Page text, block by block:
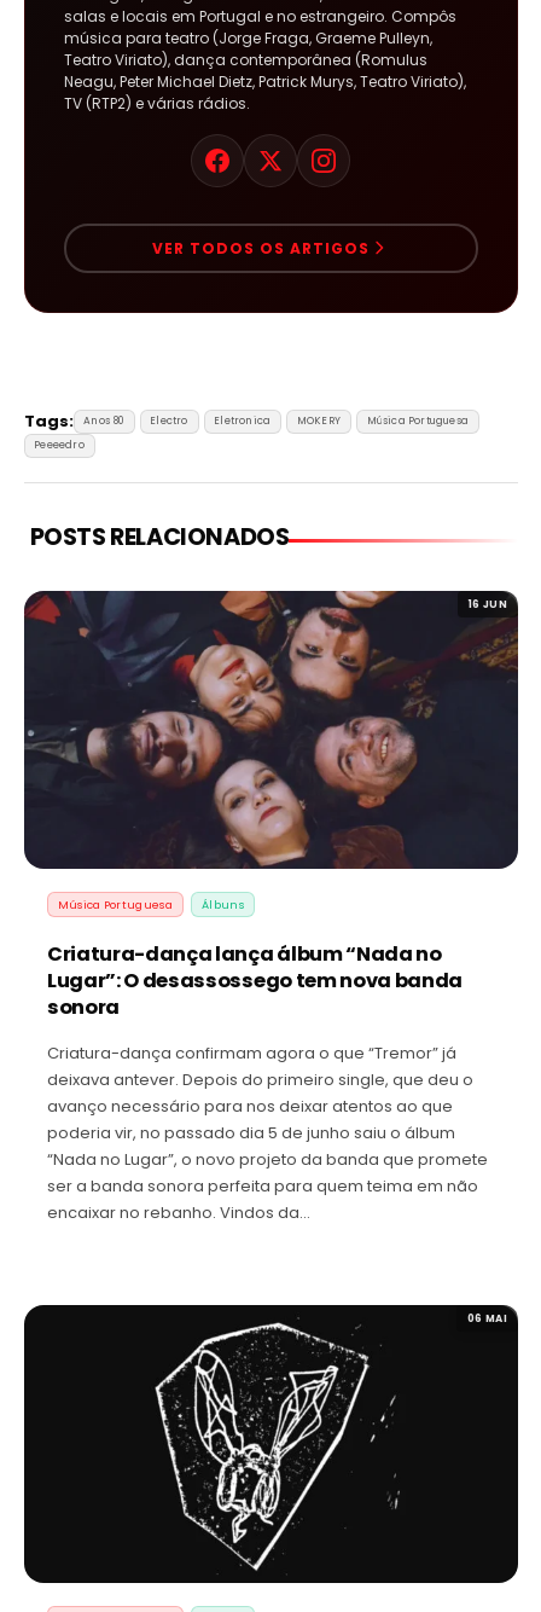
salas e locais em Portugal e no estrangeiro. Compôs
música para teatro (Jorge Fraga, Graeme Pulleyn,
Teatro Viriato), dança contemporânea (Romulus
Neagu, Peter Michael Dietz, Patrick Murys, Teatro Viriato),
TV (RTP2) e várias rádios.
VER TODOS OS ARTIGOS
Tags: Anos 80 Electro Eletronica MOKERY
Música Portuguesa
Peeeedro
POSTS RELACIONADOS
16 JUN
Música Portuguesa Álbuns
Criatura-dança lança álbum “Nada no
Lugar”: O desassossego tem nova banda
sonora
Criatura-dança confirmam agora o que “Tremor” já
deixava antever. Depois do primeiro single, que deu o
avanço necessário para nos deixar atentos ao que
poderia vir, no passado dia 5 de junho saiu o álbum
“Nada no Lugar”, o novo projeto da banda que promete
ser a banda sonora perfeita para quem teima em não
encaixar no rebanho. Vindos da…
06 MAI